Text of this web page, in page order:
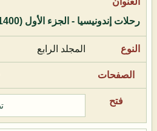
رحلات إندونيسيا - الجزء الأول (1400هـ - 1980م)
المجلد الرابع